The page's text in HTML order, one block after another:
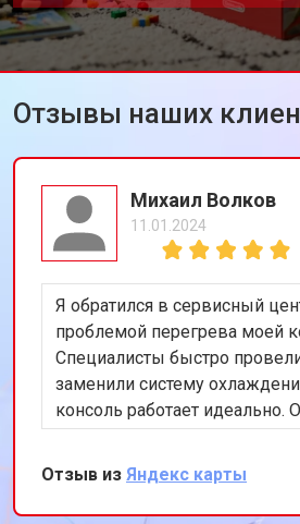
Отзывы наших
Михаил Волков
11.01.2024
Я обратился в сервисный
проблемой перегрева моей
Специалисты быстро
заменили систему
консоль работает идеально.
оперативностью и
Отзыв из Яндекс карты